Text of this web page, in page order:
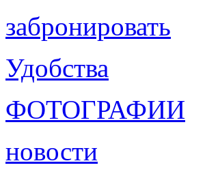
забронировать
Удобства
ФОТОГРАФИИ
новости